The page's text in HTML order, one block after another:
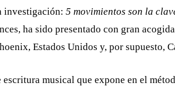
investigación: 5 movimientos son la
ha sido presentado con gran
Estados Unidos y, por supuesto,
musical que expone en el